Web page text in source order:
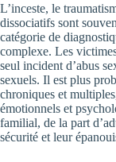
L’inceste, le
dissociatifs sont
catégorie de
complexe. Les
seul incident d’abus
sexuels. Il est plus
chroniques et
émotionnels et
familial, de la part
sécurité et leur